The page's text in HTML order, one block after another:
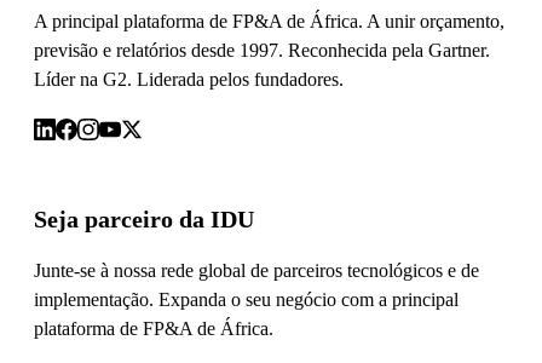
A principal plataforma de FP&A de África. A unir orçamento,
previsão e relatórios desde 1997. Reconhecida pela Gartner.
Líder na G2. Liderada pelos fundadores.
Seja parceiro da IDU
Junte-se à nossa rede global de parceiros tecnológicos e de
implementação. Expanda o seu negócio com a principal
plataforma de FP&A de África.